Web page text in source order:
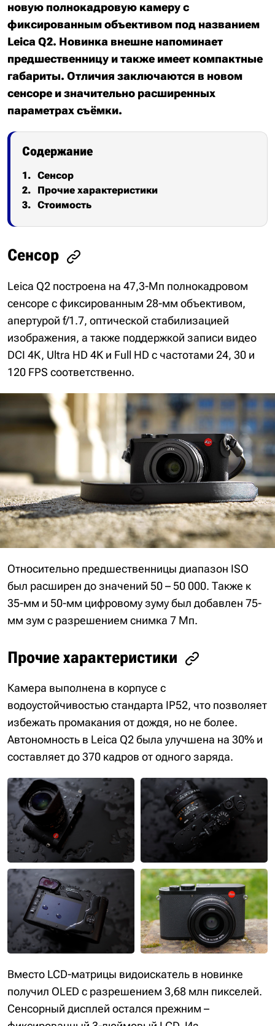
новую полнокадровую камеру с
фиксированным объективом под названием
Leica Q2. Новинка внешне напоминает
предшественницу и также имеет компактные
габариты. Отличия заключаются в новом
сенсоре и значительно расширенных
параметрах съёмки.
Содержание
Сенсор
Прочие характеристики
Стоимость
Сенсор
Leica Q2 построена на 47,3-Мп полнокадровом
сенсоре с фиксированным 28-мм объективом,
апертурой f/1.7, оптической стабилизацией
изображения, а также поддержкой записи видео
DCI 4K, Ultra HD 4K и Full HD с частотами 24, 30 и
120 FPS соответственно.
Относительно предшественницы диапазон ISO
был расширен до значений 50 – 50 000. Также к
35-мм и 50-мм цифровому зуму был добавлен 75-
мм зум с разрешением снимка 7 Мп.
Прочие характеристики
Камера выполнена в корпусе с
водоустойчивостью стандарта IP52, что позволяет
избежать промакания от дождя, но не более.
Автономность в Leica Q2 была улучшена на 30% и
составляет до 370 кадров от одного заряда.
Вместо LCD-матрицы видоискатель в новинке
получил OLED с разрешением 3,68 млн пикселей.
Сенсорный дисплей остался прежним –